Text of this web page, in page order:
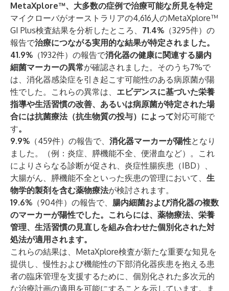
MetaXplore™、大多数の症例で治療可能な所見を特定
マイクローバがオーストラリアの4,616人のMetaXplore™
GI Plus検査結果を分析したところ、 71.4% （3295件）の
報告で治療につながる実用的な結果が特定されました。
41.9% （1932件）の報告で消化器の健康に関連する腸内
細菌マーカーの異常が確認されました。そのうち7%で
は、消化器感染症を引き起こす可能性のある病原菌が陽
性でした。これらの異常は、 エビデンスに基づいた栄養
指導や生活習慣の改善、あるいは病原菌が特定された場
合には抗菌療法（抗生物質の投与）によって対応可能で
す。
9.9% （459件）の報告で、 消化器マーカーが陽性となり
ました。（例：炎症、膵機能不全、便潜血など）。これ
によりさらなる診断が促され、炎症性腸疾患（IBD）、
大腸がん、膵機能不全といった疾患の管理において、 生
物学的製剤を含む薬物療法が検討されます。
19.6% （904件）の報告で、 腸内細菌および消化器の複数
のマーカーが陽性でした。これらには、薬物療法、栄養
管理、生活習慣の見直しを組み合わせた個別化された対
処法が適用されます。
これらの結果は、MetaXplore検査が新たな重要な知見を
提供し、慢性および機能性の下部消化器疾患を抱える患
者の臨床管理を支援するために、個別化された多次元的
な治療計画の適用を可能にすることを示しています。ま